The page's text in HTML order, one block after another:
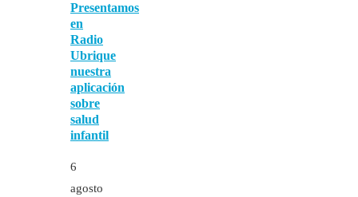
Presentamos
en
Radio
Ubrique
nuestra
aplicación
sobre
salud
infantil
6
agosto